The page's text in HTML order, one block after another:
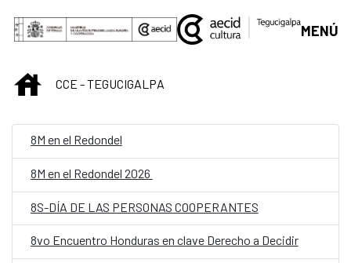
Skip to Main Content
MENÚ
INICIOCCE - TEGUCIGALPA
8M en el Redondel
8M en el Redondel 2026
8S-DÍA DE LAS PERSONAS COOPERANTES
8vo Encuentro Honduras en clave Derecho a Decidir